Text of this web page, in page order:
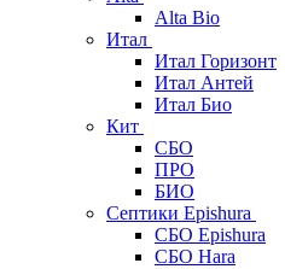
Alta Bio
Итал
Итал Горизонт
Итал Антей
Итал Био
Кит
СБО
ПРО
БИО
Септики Epishura
СБО Epishura
СБО Hara